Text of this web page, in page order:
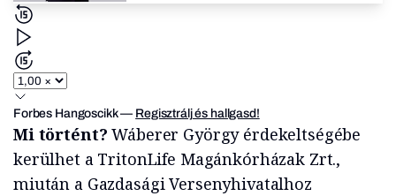
Forbes Hangoscikk— Regisztrálj és hallgasd!
Mi történt?Wáberer György érdekeltségébe
kerülhet a TritonLife Magánkórházak Zrt.,
miután a Gazdasági Versenyhivatalhoz